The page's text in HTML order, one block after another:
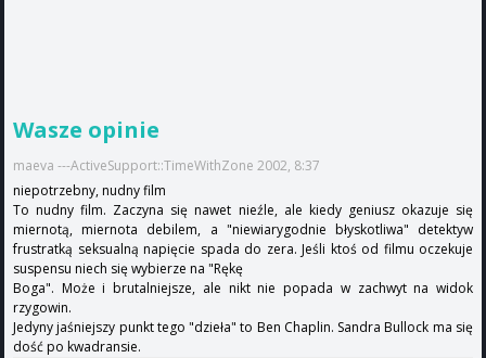
Wasze opinie
maeva ---ActiveSupport::TimeWithZone 2002, 8:37
niepotrzebny, nudny film
To nudny film. Zaczyna się nawet nieźle, ale kiedy geniusz okazuje się
miernotą, miernota debilem, a "niewiarygodnie błyskotliwa" detektyw
frustratką seksualną napięcie spada do zera. Jeśli ktoś od filmu oczekuje
suspensu niech się wybierze na "Rękę
Boga". Może i brutalniejsze, ale nikt nie popada w zachwyt na widok
rzygowin.
Jedyny jaśniejszy punkt tego "dzieła" to Ben Chaplin. Sandra Bullock ma się
dość po kwadransie.